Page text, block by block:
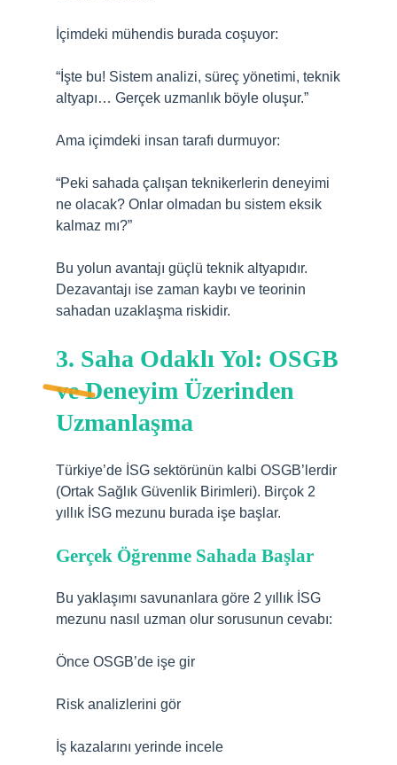
İçimdeki mühendis burada coşuyor:
“İşte bu! Sistem analizi, süreç yönetimi, teknik
altyapı… Gerçek uzmanlık böyle oluşur.”
Ama içimdeki insan tarafı durmuyor:
“Peki sahada çalışan teknikerlerin deneyimi
ne olacak? Onlar olmadan bu sistem eksik
kalmaz mı?”
Bu yolun avantajı güçlü teknik altyapıdır.
Dezavantajı ise zaman kaybı ve teorinin
sahadan uzaklaşma riskidir.
3. Saha Odaklı Yol: OSGB
ve Deneyim Üzerinden
Uzmanlaşma
Türkiye’de İSG sektörünün kalbi OSGB’lerdir
(Ortak Sağlık Güvenlik Birimleri). Birçok 2
yıllık İSG mezunu burada işe başlar.
Gerçek Öğrenme Sahada Başlar
Bu yaklaşımı savunanlara göre 2 yıllık İSG
mezunu nasıl uzman olur sorusunun cevabı:
Önce OSGB’de işe gir
Risk analizlerini gör
İş kazalarını yerinde incele